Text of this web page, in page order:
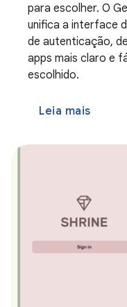
para escolher. O
unifica a interface
de autenticação,
apps mais claro e
escolhido.
Leia mais